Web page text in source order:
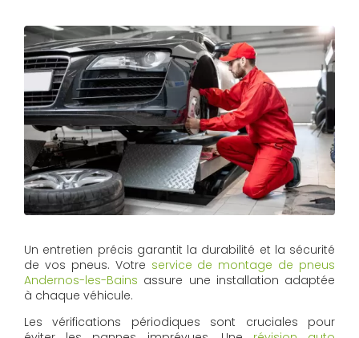
Un entretien précis garantit la durabilité et la sécurité
de vos pneus. Votre service de montage de pneus
Andernos-les-Bains assure une installation adaptée
à chaque véhicule.
Les vérifications périodiques sont cruciales pour